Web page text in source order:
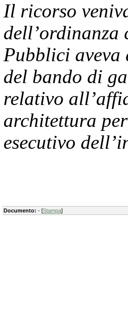
Il ricorso
dell’ordinanza
Pubblici aveva
del bando di
relativo
architettura
esecutivo
Documento: - [Stampa]